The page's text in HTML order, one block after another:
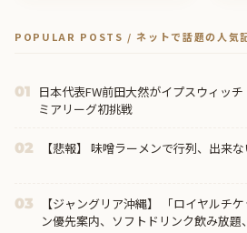
POPULAR POSTS / ネットで話題の人気
01
日本代表FW前田大然がイプスウィッ
ミアリーグ初挑戦
02 【悲報】 味噌ラーメンで行列、出来な
03
【ジャングリア沖縄】 「ロイヤルチ
ン優先案内、ソフトドリンク飲み放